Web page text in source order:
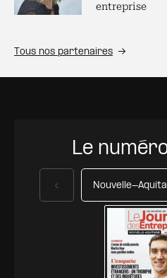
entreprise
Tous nos partenaires
Le
Précédent